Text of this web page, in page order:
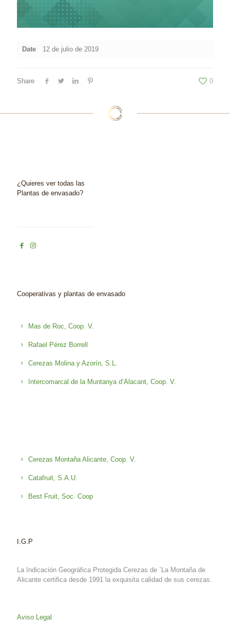
Date 12 de julio de 2019
Share 0
¿Quieres ver todas las
Plantas de envasado?
Cooperativas y plantas de envasado
Mas de Roc, Coop. V.
Rafael Pérez Borrell
Cerezas Molina y Azorín, S.L.
Intercomarcal de la Muntanya d’Alacant, Coop. V.
Cerezas Montaña Alicante, Coop. V.
Catafruit, S.A.U.
Best Fruit, Soc. Coop
I.G.P
La Indicación Geográfica Protegida Cerezas de `La Montaña de
Alicante certifica desde 1991 la exquisita calidad de sus cerezas.
Aviso Legal